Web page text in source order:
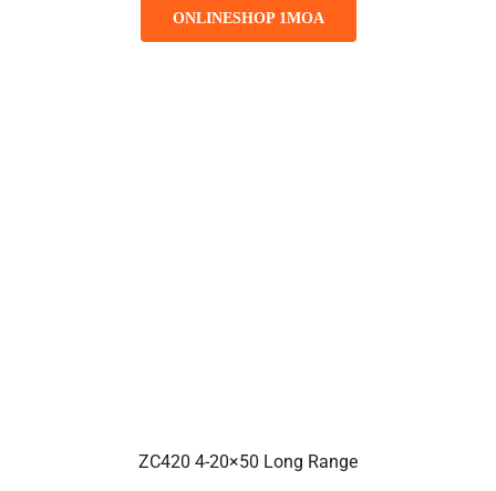
ONLINESHOP 1MOA
ZC420 4-20×50 Long Range